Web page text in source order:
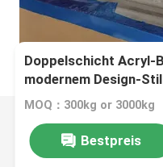
Doppelschicht Acryl-
modernem Design-
MOQ：300kg or 3000kg
Bestpreis